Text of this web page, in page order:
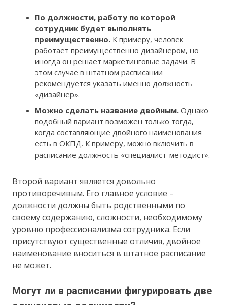
По должности, работу по которой
сотрудник будет выполнять
преимущественно. К примеру, человек
работает преимущественно дизайнером, но
иногда он решает маркетинговые задачи. В
этом случае в штатном расписании
рекомендуется указать именно должность
«дизайнер».
Можно сделать название двойным. Однако
подобный вариант возможен только тогда,
когда составляющие двойного наименования
есть в ОКПД. К примеру, можно включить в
расписание должность «специалист-методист».
Второй вариант является довольно
противоречивым. Его главное условие –
должности должны быть родственными по
своему содержанию, сложности, необходимому
уровню профессионализма сотрудника. Если
присутствуют существенные отличия, двойное
наименование вноситься в штатное расписание
не может.
Могут ли в расписании фигурировать две